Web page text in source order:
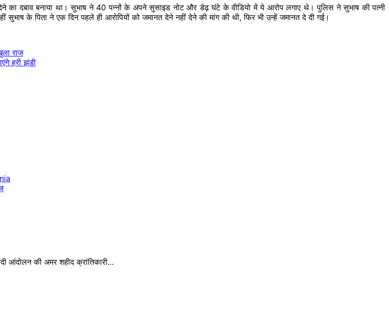
का दबाव बनाया था। सुभाष ने 40 पन्नों के अपने सुसाइड नोट और डेढ़ घंटे के वीडियो में ये आरोप लगाए थे। पुलिस ने सुभाष की पत्नी
के पिता ने एक दिन पहले ही आरोपियों को जमानत देने नहीं देने की मांग की थी, फिर भी उन्हें जमानत दे दी गई।
राज
हरी झंडी
आंदोलन की अमर शहीद क्रांतिकारी…